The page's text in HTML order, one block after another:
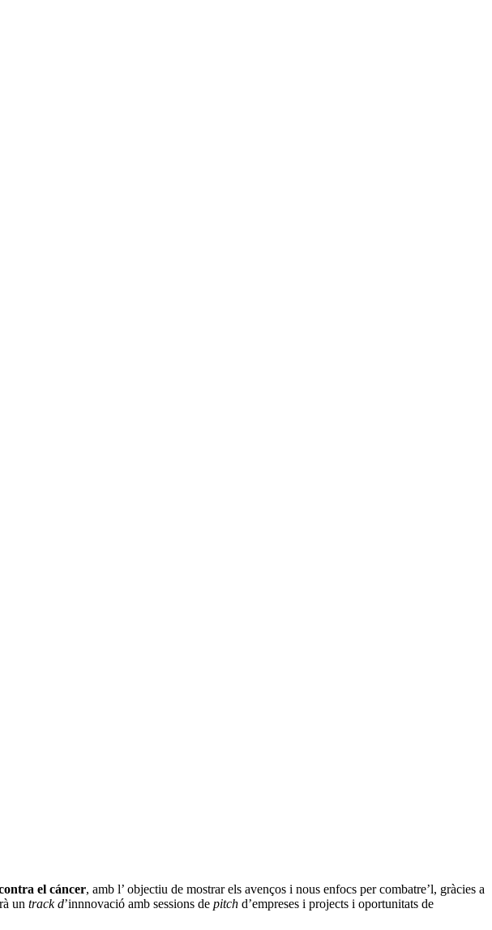
el cáncer, amb l’ objectiu de mostrar els avenços i nous enfocs per combatre’l, gràcies a
un track d’innnovació amb sessions de pitch d’empreses i projects i oportunitats de